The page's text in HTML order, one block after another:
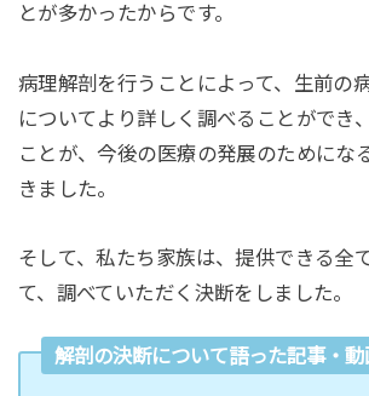
とが多かったからです。
病理解剖を行うことによって、生前の
についてより詳しく調べることができ
ことが、今後の医療の発展のためにな
きました。
そして、私たち家族は、提供できる全
て、調べていただく決断をしました。
解剖の決断について語った記事・動